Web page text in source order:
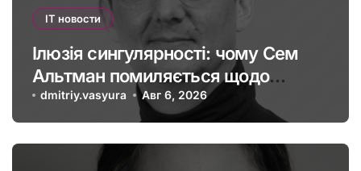
IT новости
Ілюзія сингулярності: чому Сем
Альтман помиляється щодо
штучного інтелекту
dmitriy.vasyura Авг 6, 2026